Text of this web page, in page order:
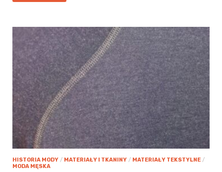
HISTORIA MODY / MATERIAŁY I TKANINY / MATERIAŁY TEKSTYLNE /
MODA MĘSKA